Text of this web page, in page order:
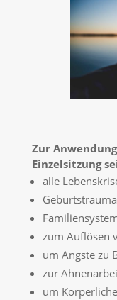
Zur
Einzelsitzung
alle
zum Auflösen
um Ängste zu
zur
um